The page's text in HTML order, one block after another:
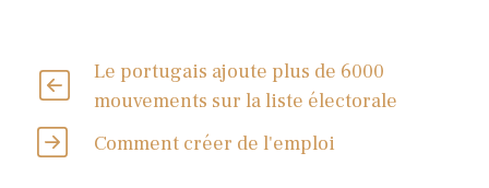
Le portugais ajoute plus de 6000
mouvements sur la liste électorale
Comment créer de l'emploi